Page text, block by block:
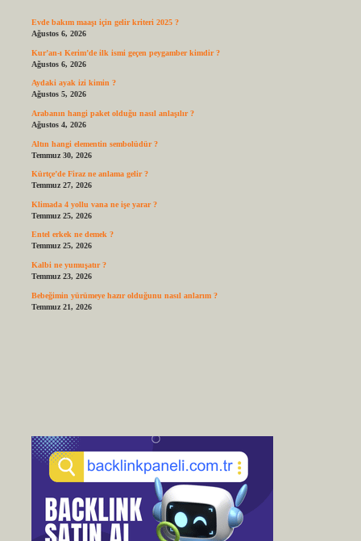
Evde bakım maaşı için gelir kriteri 2025 ?
Ağustos 6, 2026
Kur’an-ı Kerim’de ilk ismi geçen peygamber kimdir ?
Ağustos 6, 2026
Aydaki ayak izi kimin ?
Ağustos 5, 2026
Arabanın hangi paket olduğu nasıl anlaşılır ?
Ağustos 4, 2026
Altın hangi elementin sembolüdür ?
Temmuz 30, 2026
Kürtçe’de Firaz ne anlama gelir ?
Temmuz 27, 2026
Klimada 4 yollu vana ne işe yarar ?
Temmuz 25, 2026
Entel erkek ne demek ?
Temmuz 25, 2026
Kalbi ne yumuşatır ?
Temmuz 23, 2026
Bebeğimin yürümeye hazır olduğunu nasıl anlarım ?
Temmuz 21, 2026